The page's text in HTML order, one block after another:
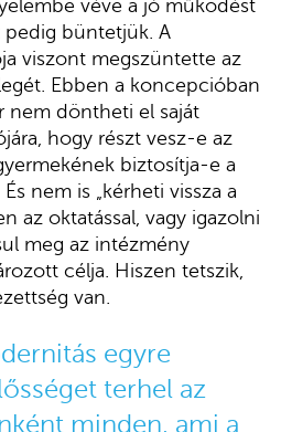
véve a jó működést
pedig büntetjük. A
viszont megszüntette az
Ebben a koncepcióban
nem döntheti el saját
hogy részt vesz-e az
biztosítja-e a
nem is „kérheti vissza a
az oktatással, vagy igazolni
meg az intézmény
célja. Hiszen tetszik,
van.
egyre
terhel az
minden, ami a